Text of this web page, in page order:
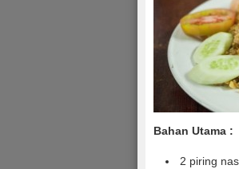
Bahan Utama :
2 piring